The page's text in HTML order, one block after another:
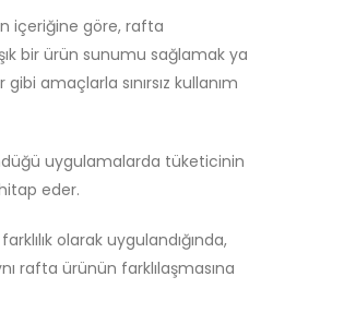
içeriğine göre, rafta
bir ürün sunumu sağlamak ya
amaçlarla sınırsız kullanım
uygulamalarda tüketicinin
eder.
olarak uygulandığında,
rafta ürünün farklılaşmasına